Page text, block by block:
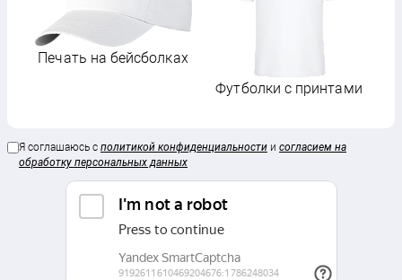
Печать на бейсболках
Футболки с принтами
Я соглашаюсь с политикой конфиденциальности и согласием на
обработку персональных данных